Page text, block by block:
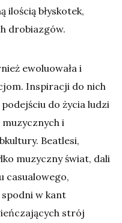
ilością błyskotek,
drobiazgów.
ewoluowała i
Inspiracji do nich
do życia ludzi
i
Beatlesi,
muzyczny świat, dali
casualowego,
spodni w kant
strój